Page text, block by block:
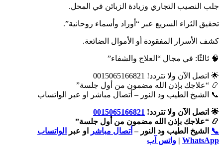
جلب النصيب التجاري وزيادة الزبائن في المحل.
تحقيق الثراء السريع عبر “أوراد وأسماء روحانية”.
كشف الأسرار المفقودة أو الأموال الضائعة.
🧠 ثالثًا: في مجال “العلاج والشفاء”
🌟 اتصل الآن ولا تتردد! 0015065166821
📿 “علاجك بإذن الله مضمون من أول جلسة”
📞 الشيخ الطيب ود النور – أتصال مباشر او عبر الواتساب
🌟 اتصل الآن ولا تتردد! 0015065166821
📿 “علاجك بإذن الله مضمون من أول جلسة”
📞
الشيخ الطيب ود النور – أتصال مباشر او عبر
الواتساب
WhatsApp
| واتس آب